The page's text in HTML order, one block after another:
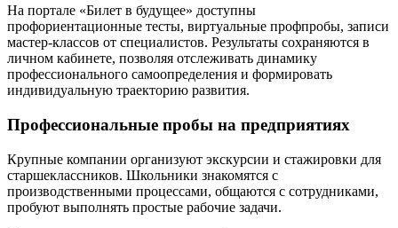
На портале «Билет в будущее» доступны
профориентационные тесты, виртуальные профпробы, записи
мастер-классов от специалистов. Результаты сохраняются в
личном кабинете, позволяя отслеживать динамику
профессионального самоопределения и формировать
индивидуальную траекторию развития.
Профессиональные пробы на предприятиях
Крупные компании организуют экскурсии и стажировки для
старшеклассников. Школьники знакомятся с
производственными процессами, общаются с сотрудниками,
пробуют выполнять простые рабочие задачи.